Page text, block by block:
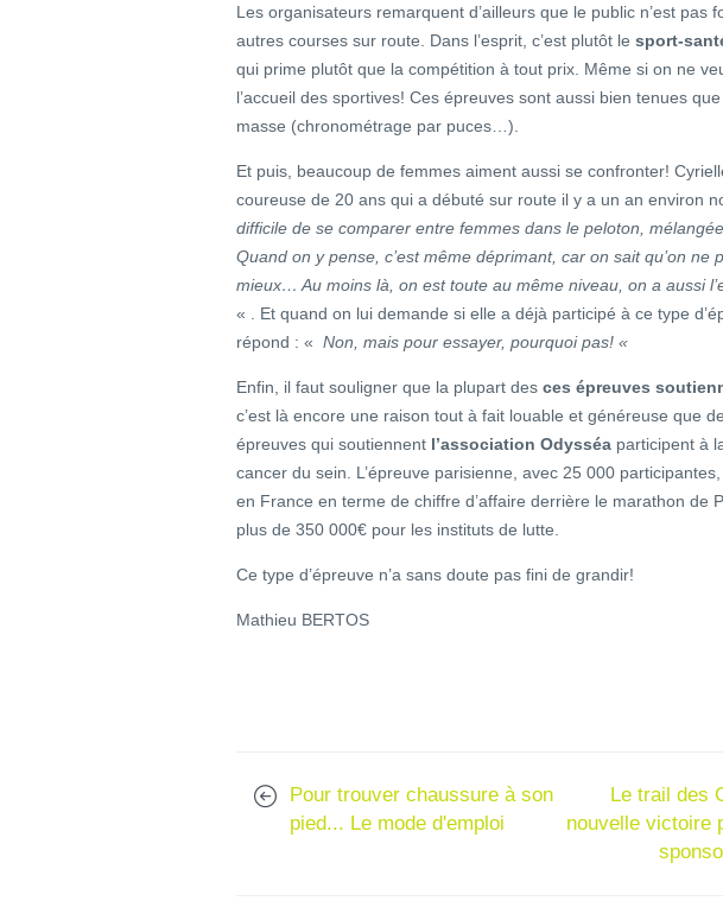
Les organisateurs remarquent d’ailleurs que le public n’est pas
autres courses sur route. Dans l’esprit, c’est plutôt le sport-
qui prime plutôt que la compétition à tout prix. Même si on ne
l’accueil des sportives! Ces épreuves sont aussi bien tenues
masse (chronométrage par puces…).
Et puis, beaucoup de femmes aiment aussi se confronter!
coureuse de 20 ans qui a débuté sur route il y a un an environ
difficile de se comparer entre femmes dans le peloton,
Quand on y pense, c’est même déprimant, car on sait qu’on ne
mieux… Au moins là, on est toute au même niveau, on a aussi
« . Et quand on lui demande si elle a déjà participé à ce type
répond : « Non, mais pour essayer, pourquoi pas! «
Enfin, il faut souligner que la plupart des ces épreuves
c’est là encore une raison tout à fait louable et généreuse que
épreuves qui soutiennent l’association Odysséa participent à
cancer du sein. L’épreuve parisienne, avec 25 000
en France en terme de chiffre d’affaire derrière le marathon de
plus de 350 000€ pour les instituts de lutte.
Ce type d’épreuve n’a sans doute pas fini de grandir!
Mathieu BERTOS
Pour trouver chaussure à son
pied... Le mode d'emploi
Le trail des
nouvelle victoire